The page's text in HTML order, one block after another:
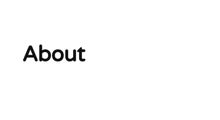
About